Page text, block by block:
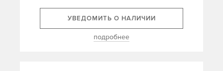
УВЕДОМИТЬ О НАЛИЧИИ
подробнее